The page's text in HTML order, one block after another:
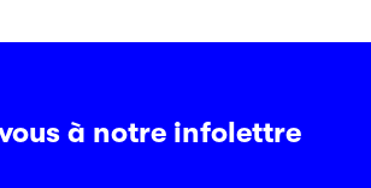
à notre infolettre